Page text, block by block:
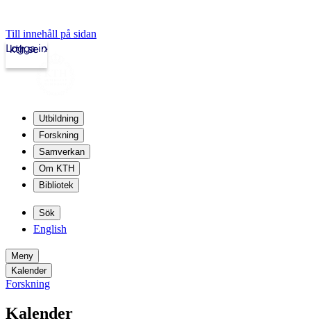
Till innehåll på sidan
kth.se
Logga in
Utbildning
Forskning
Samverkan
Om KTH
Bibliotek
Sök
English
Meny
Kalender
Forskning
Kalender